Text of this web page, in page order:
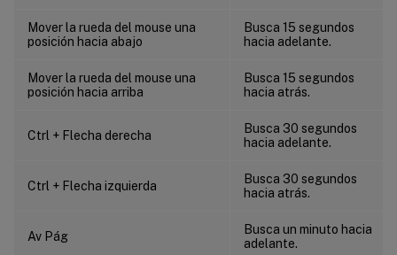
Mover la rueda del mouse una
posición hacia abajo
Busca 15 segundos
hacia adelante.
Mover la rueda del mouse una
posición hacia arriba
Busca 15 segundos
hacia atrás.
Ctrl + Flecha derecha
Busca 30 segundos
hacia adelante.
Ctrl + Flecha izquierda
Busca 30 segundos
hacia atrás.
Av Pág
Busca un minuto hacia
adelante.